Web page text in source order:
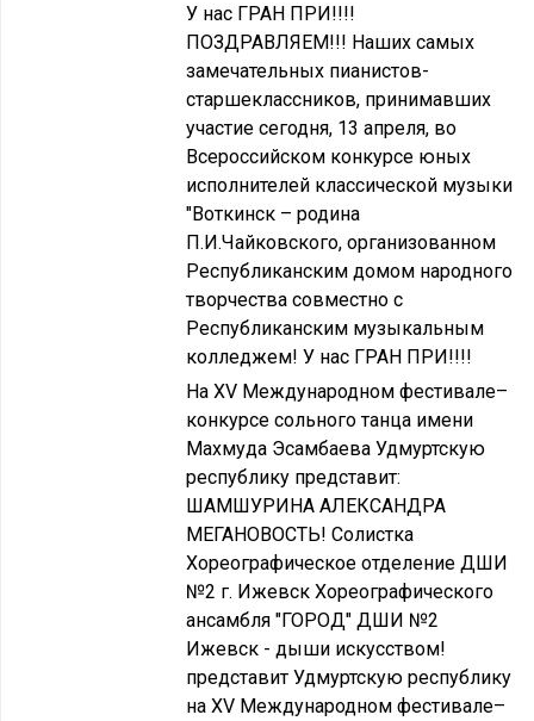
У нас ГРАН ПРИ!!!!
ПОЗДРАВЛЯЕМ!!! Наших самых
замечательных пианистов-
старшеклассников, принимавших
участие сегодня, 13 апреля, во
Всероссийском конкурсе юных
исполнителей классической музыки
"Воткинск – родина
П.И.Чайковского, организованном
Республиканским домом народного
творчества совместно с
Республиканским музыкальным
колледжем! У нас ГРАН ПРИ!!!!
На XV Международном фестивале–
конкурсе сольного танца имени
Махмуда Эсамбаева Удмуртскую
республику представит:
ШАМШУРИНА АЛЕКСАНДРА
МЕГАНОВОСТЬ! Солистка
Хореографическое отделение ДШИ
№2 г. Ижевск Хореографического
ансамбля "ГОРОД" ДШИ №2
Ижевск - дыши искусством!
представит Удмуртскую республику
на XV Международном фестивале–